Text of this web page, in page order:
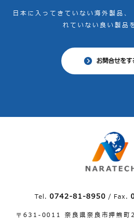
⽇本に⼊ってきていない海外製品、
れていない良い製品
お問合せをす
Tel. 0742-81-8950 / Fax.
〒631-0011 奈良県奈良市押熊